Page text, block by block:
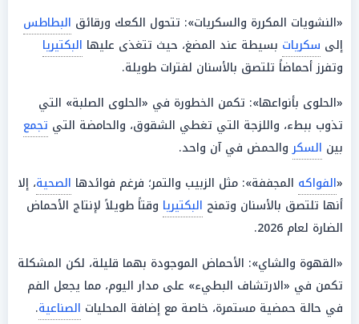
«النشويات المكررة والسكريات»: تتحول الكعك ورقائق البطاطس
إلى سكريات بسيطة عند المضغ، حيث تتغذى عليها البكتيريا
وتفرز أحماضاً تلتصق بالأسنان لفترات طويلة.
«الحلوى بأنواعها»: تكمن الخطورة في «الحلوى الصلبة» التي
تذوب ببطء، واللزجة التي تغطي الشقوق، والحامضة التي تجمع
بين السكروالحمض في آن واحد.
«الفواكه المجففة»: مثل الزبيب والتمر؛ فرغم فوائدها الصحية، إلا
أنها تلتصق بالأسنان وتمنح البكتيريا وقتاً طويلاً لإنتاج الأحماض
الضارة لعام 2026.
«القهوة والشاي»: الأحماض الموجودة بهما قليلة، لكن المشكلة
تكمن في «الارتشاف البطيء» على مدار اليوم، مما يجعل الفم
في حالة حمضية مستمرة، خاصة مع إضافة المحليات الصناعية.